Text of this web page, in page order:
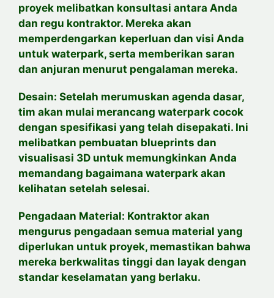
proyek melibatkan konsultasi antara Anda
dan regu kontraktor. Mereka akan
memperdengarkan keperluan dan visi Anda
untuk waterpark, serta memberikan saran
dan anjuran menurut pengalaman mereka.
Desain: Setelah merumuskan agenda dasar,
tim akan mulai merancang waterpark cocok
dengan spesifikasi yang telah disepakati. Ini
melibatkan pembuatan blueprints dan
visualisasi 3D untuk memungkinkan Anda
memandang bagaimana waterpark akan
kelihatan setelah selesai.
Pengadaan Material: Kontraktor akan
mengurus pengadaan semua material yang
diperlukan untuk proyek, memastikan bahwa
mereka berkwalitas tinggi dan layak dengan
standar keselamatan yang berlaku.